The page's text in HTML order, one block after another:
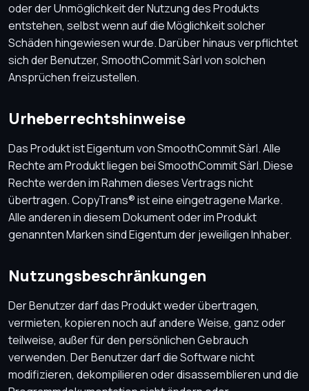
oder der Unmöglichkeit der Nutzung des Produkts
entstehen, selbst wenn auf die Möglichkeit solcher
Schäden hingewiesen wurde. Darüber hinaus verpflichtet
sich der Benutzer, SmoothCommit Sàrl von solchen
Ansprüchen freizustellen.
Urheberrechtshinweise
Das Produkt ist Eigentum von SmoothCommit Sàrl. Alle
Rechte am Produkt liegen bei SmoothCommit Sàrl. Diese
Rechte werden im Rahmen dieses Vertrags nicht
übertragen. CopyTrans® ist eine eingetragene Marke.
Alle anderen in diesem Dokument oder im Produkt
genannten Marken sind Eigentum der jeweiligen Inhaber.
Nutzungsbeschränkungen
Der Benutzer darf das Produkt weder übertragen,
vermieten, kopieren noch auf andere Weise, ganz oder
teilweise, außer für den persönlichen Gebrauch
verwenden. Der Benutzer darf die Software nicht
modifizieren, dekompilieren oder disassemblieren und die